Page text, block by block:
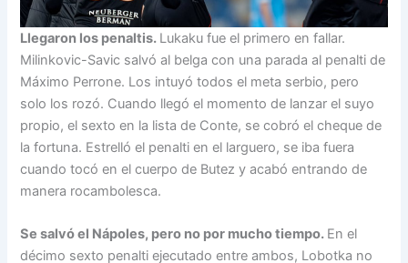
Llegaron los penaltis. Lukaku fue el primero en fallar.
Milinkovic-Savic salvó al belga con una parada al penalti de
Máximo Perrone. Los intuyó todos el meta serbio, pero
solo los rozó. Cuando llegó el momento de lanzar el suyo
propio, el sexto en la lista de Conte, se cobró el cheque de
la fortuna. Estrelló el penalti en el larguero, se iba fuera
cuando tocó en el cuerpo de Butez y acabó entrando de
manera rocambolesca.
Se salvó el Nápoles, pero no por mucho tiempo. En el
décimo sexto penalti ejecutado entre ambos, Lobotka no